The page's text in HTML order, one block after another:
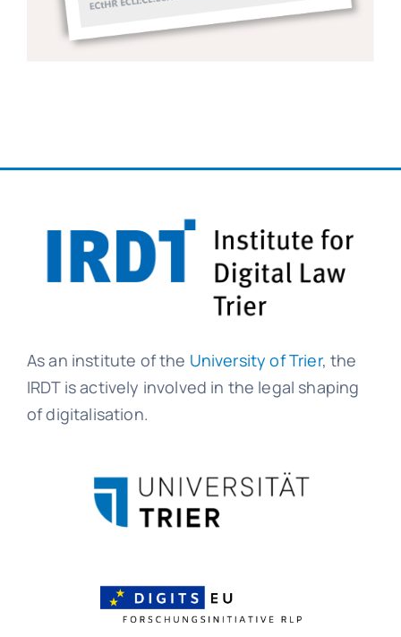
As an institute of the University of Trier, the
IRDT is actively involved in the legal shaping
of digitalisation.